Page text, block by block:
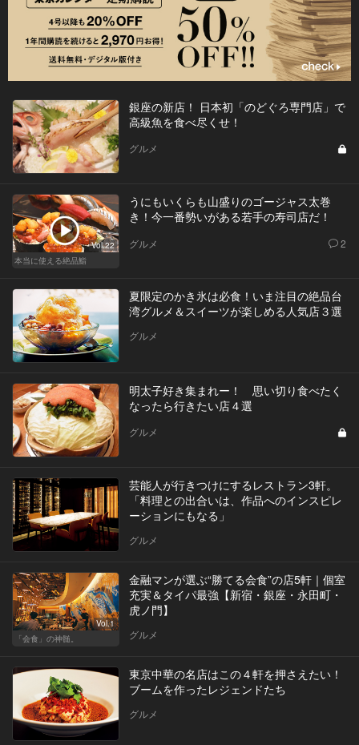
銀座の新店！ 日本初「のどぐろ専門店」で
高級魚を食べ尽くせ！
グルメ
Vol.22
本当に使える絶品鮨
うにもいくらも山盛りのゴージャス太巻
き！今一番勢いがある若手の寿司店だ！
グルメ 2
夏限定のかき氷は必食！いま注目の絶品台
湾グルメ＆スイーツが楽しめる人気店３選
グルメ
明太子好き集まれー！ 思い切り食べたく
なったら行きたい店４選
グルメ
芸能人が行きつけにするレストラン3軒。
「料理との出合いは、作品へのインスピレ
ーションにもなる」
グルメ
Vol.1
「会食」の神髄。
金融マンが選ぶ“勝てる会食”の店5軒｜個室
充実＆タイパ最強【新宿・銀座・永田町・
虎ノ門】
グルメ
東京中華の名店はこの４軒を押さえたい！
ブームを作ったレジェンドたち
グルメ